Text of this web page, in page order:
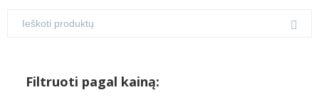
Filtruoti pagal kainą: